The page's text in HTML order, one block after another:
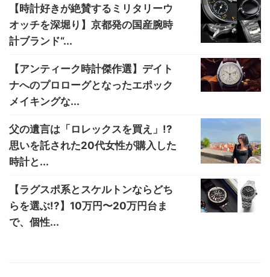
【時計好きが絶賛するミリタリーウ
オッチを深堀り】京都発の国産腕時
計ブランド“...
【アンティーク時計傑作選】デイト
ナへのプロローグとなったエポック
メイキングな...
父の遺言は「ロレックスを買え」!?
思いを託された20代女性が購入した
時計と...
【ラグスポ系とスケルトンならどち
らを選ぶ!?】10万円〜20万円台ま
で、個性...